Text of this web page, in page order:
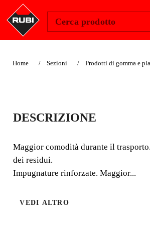
Cerca prodotto
Home Sezioni Prodotti di gomma e
CESTO
Nº3
(40L)
Maggior comodità durante il
DESCRIZIONE
Maggior comodità durante il
dei residui.
Impugnature rinforzate. Maggior...
VEDI ALTRO